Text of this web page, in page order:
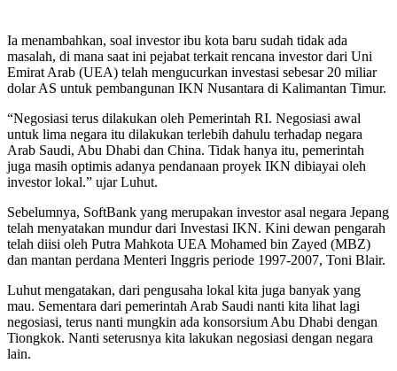
Ia menambahkan, soal investor ibu kota baru sudah tidak ada
masalah, di mana saat ini pejabat terkait rencana investor dari Uni
Emirat Arab (UEA) telah mengucurkan investasi sebesar 20 miliar
dolar AS untuk pembangunan IKN Nusantara di Kalimantan Timur.
“Negosiasi terus dilakukan oleh Pemerintah RI. Negosiasi awal
untuk lima negara itu dilakukan terlebih dahulu terhadap negara
Arab Saudi, Abu Dhabi dan China. Tidak hanya itu, pemerintah
juga masih optimis adanya pendanaan proyek IKN dibiayai oleh
investor lokal.” ujar Luhut.
Sebelumnya, SoftBank yang merupakan investor asal negara Jepang
telah menyatakan mundur dari Investasi IKN. Kini dewan pengarah
telah diisi oleh Putra Mahkota UEA Mohamed bin Zayed (MBZ)
dan mantan perdana Menteri Inggris periode 1997-2007, Toni Blair.
Luhut mengatakan, dari pengusaha lokal kita juga banyak yang
mau. Sementara dari pemerintah Arab Saudi nanti kita lihat lagi
negosiasi, terus nanti mungkin ada konsorsium Abu Dhabi dengan
Tiongkok. Nanti seterusnya kita lakukan negosiasi dengan negara
lain.